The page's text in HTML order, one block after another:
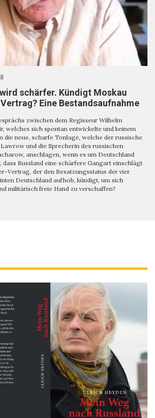
schärfer. Kündigt Moskau
Eine Bestandsaufnahme
zwischen dem Regisseur Wilhelm
welches sich spontan entwickelte und keinem
die neue, scharfe Tonlage, welche der russische
und die Sprecherin des russischen
anschlagen, wenn es um Deutschland
dass Russland eine schärfere Gangart einschlägt
Vertrag, der den Besatzungsstatus der vier
Deutschland aufhob, kündigt, um sich
militärisch freie Hand zu verschaffen?